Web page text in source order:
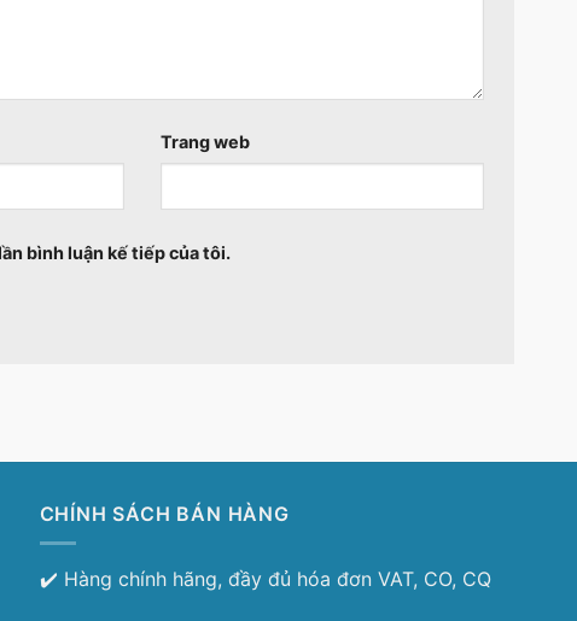
Trang web
bình luận kế tiếp của tôi.
CHÍNH SÁCH BÁN HÀNG
✔️ Hàng chính hãng, đầy đủ hóa đơn VAT, CO, CQ